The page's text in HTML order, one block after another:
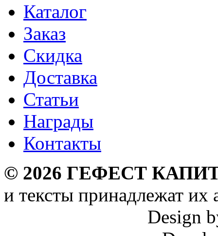
Каталог
Заказ
Скидка
Доставка
Статьи
Награды
Контакты
© 2026 ГЕФЕСТ
и тексты принадлежат их
Design